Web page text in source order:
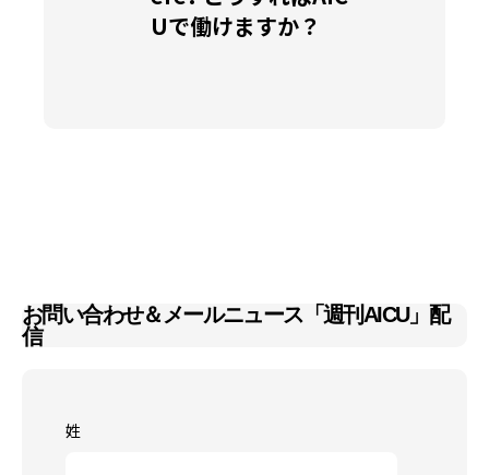
Uで働けますか？
お問い合わせ＆メールニュース「週刊AICU」配
信
姓